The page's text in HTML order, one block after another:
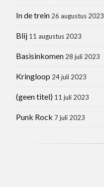
In de trein 26 augustus 2023
Blij 11 augustus 2023
Basisinkomen 28 juli 2023
Kringloop 24 juli 2023
(geen titel) 11 juli 2023
Punk Rock 7 juli 2023